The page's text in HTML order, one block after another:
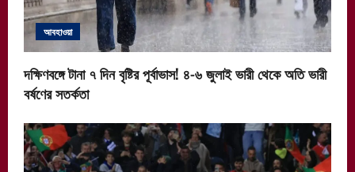
আবহাওয়া
দক্ষিণবঙ্গে টানা ৭ দিন বৃষ্টির পূর্বাভাস! ৪-৬ জুলাই ভারী থেকে অতি ভারী
বর্ষণের সতর্কতা